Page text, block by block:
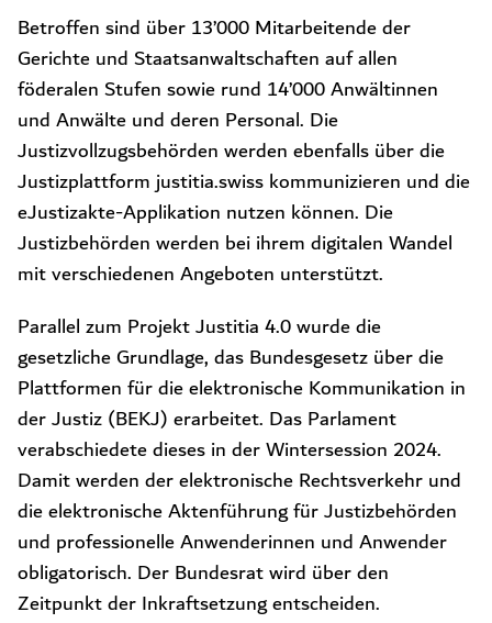
Betroffen sind über 13’000 Mitarbeitende der
Gerichte und Staatsanwaltschaften auf allen
föderalen Stufen sowie rund 14’000 Anwältinnen
und Anwälte und deren Personal. Die
Justizvollzugsbehörden werden ebenfalls über die
Justizplattform justitia.swiss kommunizieren und die
eJustizakte-Applikation nutzen können. Die
Justizbehörden werden bei ihrem digitalen Wandel
mit verschiedenen Angeboten unterstützt.
Parallel zum Projekt Justitia 4.0 wurde die
gesetzliche Grundlage, das Bundesgesetz über die
Plattformen für die elektronische Kommunikation in
der Justiz (BEKJ) erarbeitet. Das Parlament
verabschiedete dieses in der Wintersession 2024.
Damit werden der elektronische Rechtsverkehr und
die elektronische Aktenführung für Justizbehörden
und professionelle Anwenderinnen und Anwender
obligatorisch. Der Bundesrat wird über den
Zeitpunkt der Inkraftsetzung entscheiden.